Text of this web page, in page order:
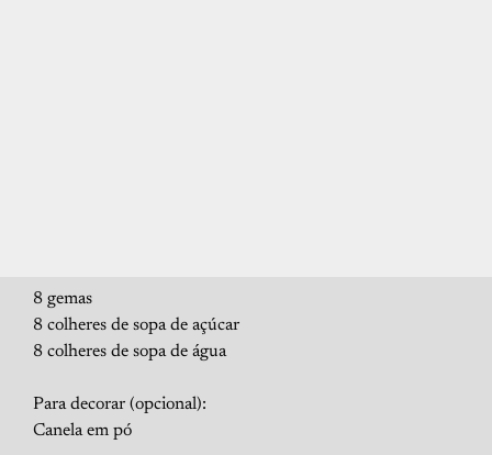
8 gemas
8 colheres de sopa de açúcar
8 colheres de sopa de água
Para decorar (opcional):
Canela em pó